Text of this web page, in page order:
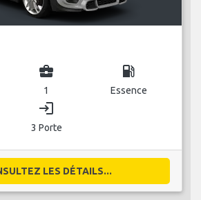
business_center
1
local_gas_station
Essence
login
3 Porte
LES DÉTAILS...